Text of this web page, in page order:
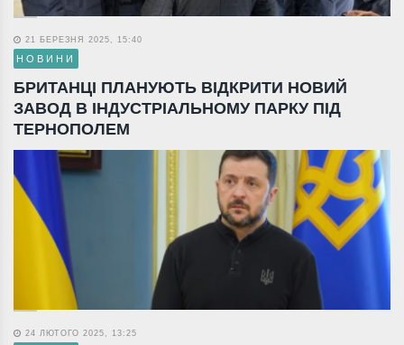
21 БЕРЕЗНЯ 2025, 15:40
НОВИНИ
БРИТАНЦІ ПЛАНУЮТЬ ВІДКРИТИ НОВИЙ
ЗАВОД В ІНДУСТРІАЛЬНОМУ ПАРКУ ПІД
ТЕРНОПОЛЕМ
24 ЛЮТОГО 2025, 13:25